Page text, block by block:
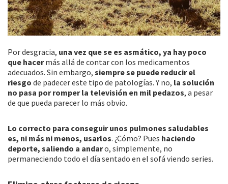
Por desgracia, una vez que se es asmático, ya hay poco
que hacermás allá de contar con los medicamentos
adecuados. Sin embargo, siempre se puede reducir el
riesgo de padecer este tipo de patologías. Y no, la solución
no pasa por romper la televisión en mil pedazos, a pesar
de que pueda parecer lo más obvio.
Lo correcto para conseguir unos pulmones saludables
es, ni más ni menos, usarlos. ¿Cómo? Pues haciendo
deporte, saliendo a andaro, simplemente, no
permaneciendo todo el día sentado en el sofá viendo series.